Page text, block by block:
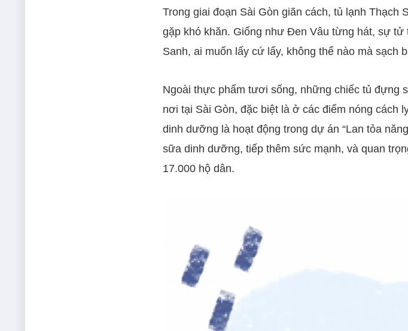
Trong giai đoạn Sài Gòn giãn cách, tủ lạnh
gặp khó khăn. Giống như Đen Vâu từng hát, sự
Sanh, ai muốn lấy cứ lấy, không thể nào mà sạch
Ngoài thực phẩm tươi sống, những chiếc tủ đựng
nơi tại Sài Gòn, đặc biệt là ở các điểm nóng cách
dinh dưỡng là hoạt động trong dự án “Lan tỏa
sữa dinh dưỡng, tiếp thêm sức mạnh, và quan
17.000 hộ dân.